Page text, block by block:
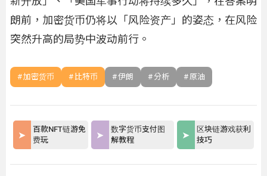
朗前，加密货币仍将以「风险资产」的姿态，在风险
突然升高的局势中波动前行。
加密货币 比特币 伊朗 分析 原油
百款NFT链游免
费玩
数字货币支付图
解教程
区块链游戏获利
技巧